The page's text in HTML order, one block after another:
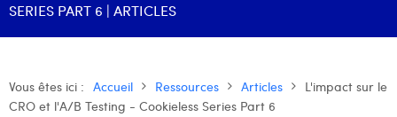
Publicité Digitale
Technologie
Qui sommes-nous ?
L'équipe
Articles
Clients
SERIES PART 6 | ARTICLES
Vous êtes ici : Accueil Ressources Articles
L'impact sur le
CRO et l'A/B Testing - Cookieless Series Part 6